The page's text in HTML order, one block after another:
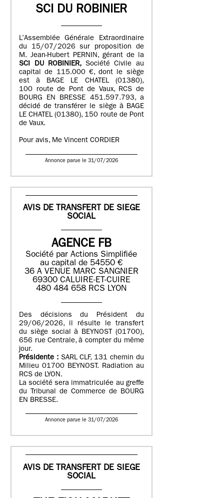
SCI DU ROBINIER
L’Assemblée Générale Extraordinaire
du 15/07/2026 sur proposition de
M. Jean-Hubert PERNIN, gérant de la
SCI DU ROBINIER, Société Civile au
capital de 115.000 €, dont le siège
est à BAGE LE CHATEL (01380),
100 route de Pont de Vaux, RCS de
BOURG EN BRESSE 451.597.793, a
décidé de transférer le siège à BAGE
LE CHATEL (01380), 150 route de Pont
de Vaux.
Pour avis, Me Vincent CORDIER
Annonce parue le 31/07/2026
AVIS DE TRANSFERT DE SIEGE
SOCIAL
AGENCE FB
Société par Actions Simplifiée
au capital de 54550 €
36 A VENUE MARC SANGNIER
69300 CALUIRE-ET-CUIRE
480 484 658 RCS LYON
Des décisions du Président du
29/06/2026, il résulte le transfert
du siège social à BEYNOST (01700),
656 rue Centrale, à compter du même
jour.
Présidente :SARL CLF, 131 chemin du
Milieu 01700 BEYNOST. Radiation au
RCS de LYON.
La société sera immatriculée au greffe
du Tribunal de Commerce de BOURG
EN BRESSE.
Annonce parue le 31/07/2026
AVIS DE TRANSFERT DE SIEGE
SOCIAL